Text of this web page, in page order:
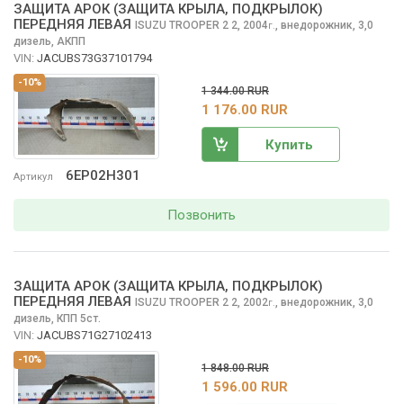
-10%
Артикул 6EP02H301
ЗАЩИТА АРОК (ЗАЩИТА КРЫЛА, ПОДКРЫЛОК)
ПЕРЕДНЯЯ ЛЕВАЯ ISUZU TROOPER 2 2, 2004г., внедорожник, 3,0
дизель, АКПП
VIN: JACUBS73G37101794
1 344.00 RUR
1 176.00 RUR
Купить
Позвонить
-10%
ЗАЩИТА АРОК (ЗАЩИТА КРЫЛА, ПОДКРЫЛОК)
ПЕРЕДНЯЯ ЛЕВАЯ ISUZU TROOPER 2 2, 2002г., внедорожник, 3,0
дизель, КПП 5ст.
VIN: JACUBS71G27102413
1 848.00 RUR
1 596.00 RUR